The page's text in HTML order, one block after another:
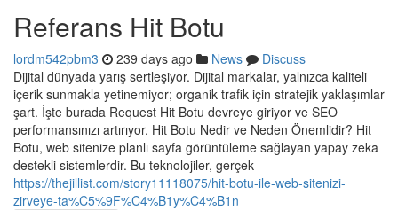
Referans Hit Botu
lordm542pbm3 239 days ago News
Discuss
Dijital dünyada yarış sertleşiyor. Dijital markalar, yalnızca kaliteli
içerik sunmakla yetinemiyor; organik trafik için stratejik yaklaşımlar
şart. İşte burada Request Hit Botu devreye giriyor ve SEO
performansınızı artırıyor. Hit Botu Nedir ve Neden Önemlidir? Hit
Botu, web sitenize planlı sayfa görüntüleme sağlayan yapay zeka
destekli sistemlerdir. Bu teknolojiler, gerçek
https://thejillist.com/story11118075/hit-botu-ile-web-sitenizi-
zirveye-ta%C5%9F%C4%B1y%C4%B1n